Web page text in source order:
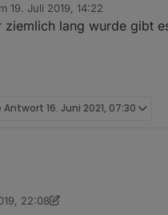
19. Juli 2019, 14:22
von
ziemlich lang wurde gibt
Antwort 16. Juni 2021, 07:30
22:08